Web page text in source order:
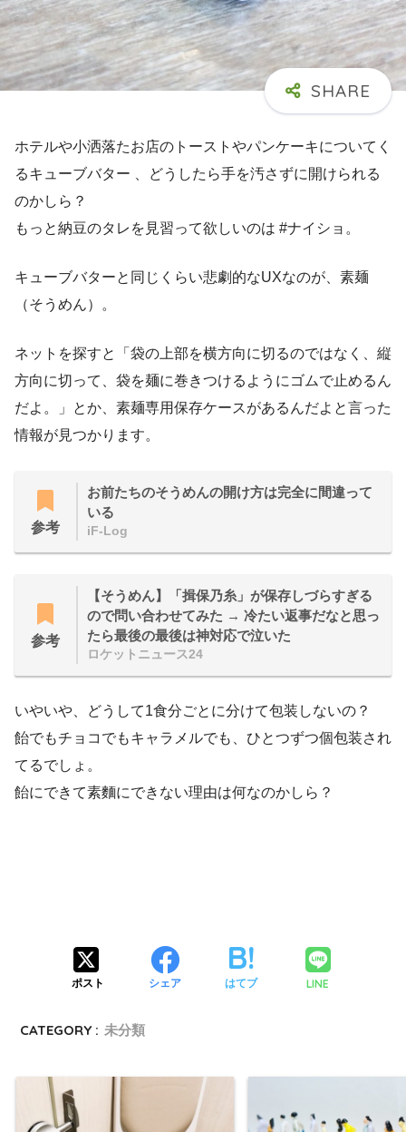
ホテルや小洒落たお店のトーストやパンケーキについてく
るキューブバター 、どうしたら手を汚さずに開けられる
のかしら？
もっと納豆のタレを見習って欲しいのは #ナイショ。
キューブバターと同じくらい悲劇的なUXなのが、素麺
（そうめん）。
ネットを探すと「袋の上部を横方向に切るのではなく、縦
方向に切って、袋を麺に巻きつけるようにゴムで止めるん
だよ。」とか、素麺専用保存ケースがあるんだよと言った
情報が見つかります。
参考
お前たちのそうめんの開け方は完全に間違って
いる
iF-Log
参考
【そうめん】「揖保乃糸」が保存しづらすぎる
ので問い合わせてみた → 冷たい返事だなと思っ
たら最後の最後は神対応で泣いた
ロケットニュース24
いやいや、どうして1食分ごとに分けて包装しないの？
飴でもチョコでもキャラメルでも、ひとつずつ個包装され
てるでしょ。
飴にできて素麵にできない理由は何なのかしら？
ポスト シェア はてブ LINE
CATEGORY : 未分類